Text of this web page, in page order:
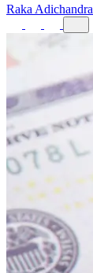
Raka Adichandra